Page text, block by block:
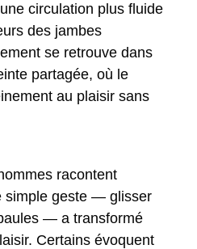
circulation plus fluide
des jambes
se retrouve dans
partagée, où le
au plaisir sans
racontent
simple geste — glisser
— a transformé
Certains évoquent